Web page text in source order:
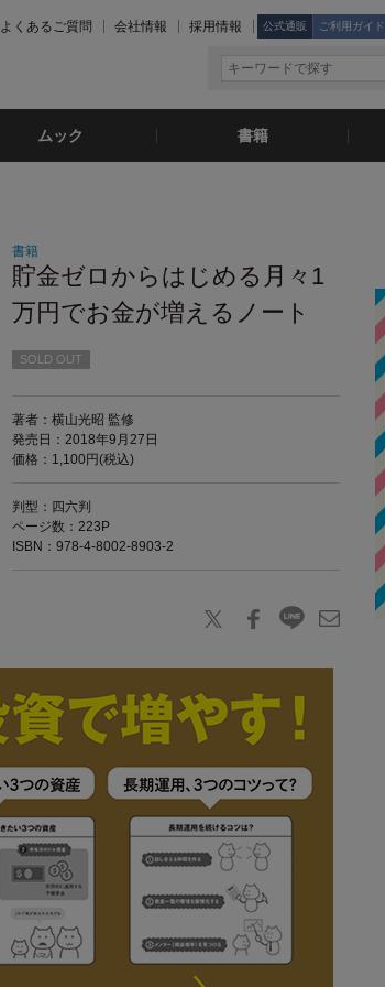
よくあるご質問 会社情報 採用情報 公式通販 ご利用ガイド
ムック 書籍
書籍
貯金ゼロからはじめる月々1
万円でお金が増えるノート
SOLD OUT
著者：横山光昭 監修
発売日：2018年9月27日
価格：1,100円(税込)
判型：四六判
ページ数：223P
ISBN：978-4-8002-8903-2